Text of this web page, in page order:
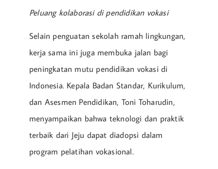
Peluang kolaborasi di pendidikan vokasi
Selain penguatan sekolah ramah lingkungan,
kerja sama ini juga membuka jalan bagi
peningkatan mutu pendidikan vokasi di
Indonesia. Kepala Badan Standar, Kurikulum,
dan Asesmen Pendidikan, Toni Toharudin,
menyampaikan bahwa teknologi dan praktik
terbaik dari Jeju dapat diadopsi dalam
program pelatihan vokasional.